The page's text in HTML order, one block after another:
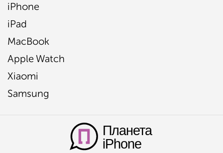
iPhone
iPad
MacBook
Apple Watch
Xiaomi
Samsung
Планета
iPhone